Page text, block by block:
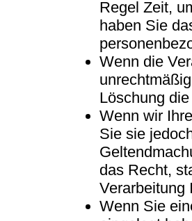
Regel Zeit,
haben Sie
Wenn die
Löschung
Wenn wir
Sie sie
das Recht,
Verarbeitung
Wenn Sie